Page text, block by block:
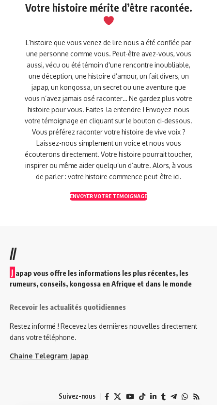
Votre histoire mérite d’être racontée.
L’histoire que vous venez de lire nous a été confiée par
une personne comme vous. Peut-être avez-vous, vous
aussi, vécu ou été témoin d'une rencontre inoubliable,
une déception, une histoire d’amour, un fait divers, un
japap, un kongossa, un secret ou une aventure que
vous n’avez jamais osé raconter… Ne gardez plus votre
histoire pour vous. Faites-la entendre ! Envoyez-nous
votre témoignage en cliquant sur le bouton ci-dessous.
Vous préférez raconter votre histoire de vive voix ?
Laissez-nous simplement un voice et nous vous
écouterons directement. Votre histoire pourrait toucher,
inspirer ou même aider quelqu’un d’autre. Alors, à vous
de parler : votre histoire commence peut-être ici.
ENVOYER VOTRE TEMOIGNAGE
//
J apap vous offre les informations les plus récentes, les
rumeurs, conseils, kongossa en Afrique et dans le monde
Recevoir les actualités quotidiennes
Restez informé ! Recevez les dernières nouvelles directement
dans votre téléphone.
Chaine Telegram Japap
Suivez-nous